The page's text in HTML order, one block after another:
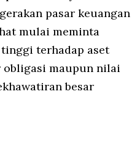
pasar keuangan
mulai meminta
terhadap aset
obligasi maupun nilai
besar